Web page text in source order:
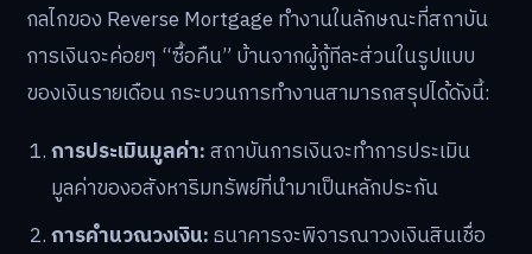
กลไกของ Reverse Mortgage ทำงานในลักษณะที่สถาบัน
การเงินจะค่อยๆ “ซื้อคืน” บ้านจากผู้กู้ทีละส่วนในรูปแบบ
ของเงินรายเดือน กระบวนการทำงานสามารถสรุปได้ดังนี้:
การประเมินมูลค่า:สถาบันการเงินจะทำการประเมิน
มูลค่าของอสังหาริมทรัพย์ที่นำมาเป็นหลักประกัน
การคำนวณวงเงิน:ธนาคารจะพิจารณาวงเงินสินเชื่อ